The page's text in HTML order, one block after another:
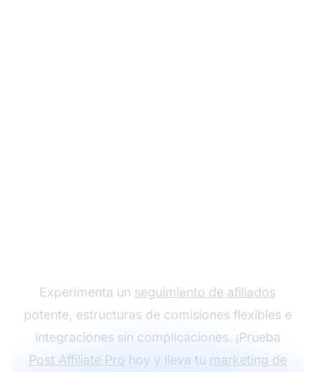
Experimenta un seguimiento de afiliados
potente, estructuras de comisiones flexibles e
integraciones sin complicaciones. ¡Prueba
Post Affiliate Pro hoy y lleva tu marketing de